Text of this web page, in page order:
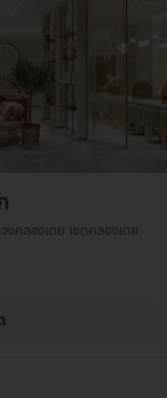
คลองเตย เขตคลองเตย